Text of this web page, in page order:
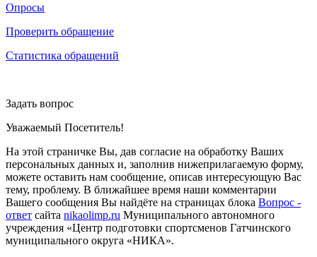
Опросы
Проверить обращение
Статистика обращений
Задать вопрос
Уважаемый Посетитель!
На этой страничке Вы, дав согласие на обработку Ваших
персональных данных и, заполнив нижеприлагаемую форму,
можете оставить нам сообщение, описав интересующую Вас
тему, проблему. В ближайшее время наши комментарии
Вашего сообщения Вы найдёте на страницах блока Вопрос -
ответ сайта nikaolimp.ru Муниципального автономного
учреждения «Центр подготовки спортсменов Гатчинского
муниципального округа «НИКА».